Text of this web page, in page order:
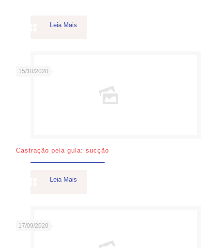
Leia Mais
15/10/2020
Castração pela gula: sucção
Leia Mais
17/09/2020